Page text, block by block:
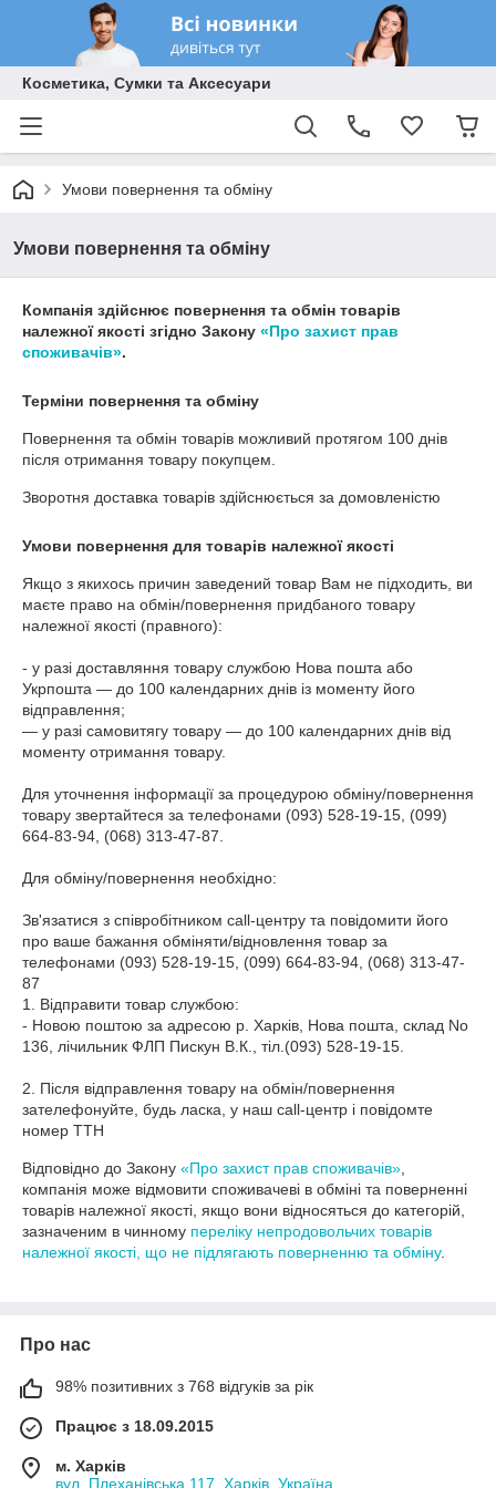
Косметика, Сумки та Аксесуари
Умови повернення та обміну
Умови повернення та обміну
Компанія здійснює повернення та обмін товарів
належної якості згідно Закону «Про захист прав
споживачів».
Терміни повернення та обміну
Повернення та обмін товарів можливий протягом 100 днів
після отримання товару покупцем.
Зворотня доставка товарів здійснюється за домовленістю
Умови повернення для товарів належної якості
Якщо з якихось причин заведений товар Вам не підходить, ви
маєте право на обмін/повернення придбаного товару
належної якості (правного):
- у разі доставляння товару службою Нова пошта або
Укрпошта — до 100 календарних днів із моменту його
відправлення;
— у разі самовитягу товару — до 100 календарних днів від
моменту отримання товару.
Для уточнення інформації за процедурою обміну/повернення
товару звертайтеся за телефонами (093) 528-19-15, (099)
664-83-94, (068) 313-47-87.
Для обміну/повернення необхідно:
Зв'язатися з співробітником call-центру та повідомити його
про ваше бажання обміняти/відновлення товар за
телефонами (093) 528-19-15, (099) 664-83-94, (068) 313-47-
87
1. Відправити товар службою:
- Новою поштою за адресою р. Харків, Нова пошта, склад No
136, лічильник ФЛП Пискун В.К., тіл.(093) 528-19-15.
2. Після відправлення товару на обмін/повернення
зателефонуйте, будь ласка, у наш call-центр і повідомте
номер ТТН
Відповідно до Закону «Про захист прав споживачів»
компанія може відмовити споживачеві в обміні та поверненні
товарів належної якості, якщо вони відносяться до категорій,
зазначеним в чинному переліку непродовольчих товарів
належної якості, що не підлягають поверненню та обміну.
Про нас
98% позитивних з 768 відгуків за рік
Працює з 18.09.2015
м. Харків
вул. Плеханівська 117, Харків, Україна